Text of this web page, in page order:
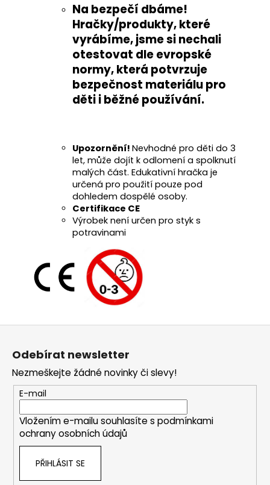
Na bezpečí dbáme!
Hračky/produkty, které
vyrábíme, jsme si nechali
otestovat dle evropské
normy, která potvrzuje
bezpečnost materiálu pro
děti i běžné používání.
Upozornění! Nevhodné pro děti do 3
let, může dojít k odlomení a spolknutí
malých část. Edukativní hračka je
určená pro použití pouze pod
dohledem dospělé osoby.
Certifikace CE
Výrobek není určen pro styk s
potravinami
Z
Odebírat newsletter
Nezmeškejte žádné novinky či slevy!
E-mail
Vložením e-mailu souhlasíte s podmínkami
ochrany osobních údajů
PŘIHLÁSIT SE